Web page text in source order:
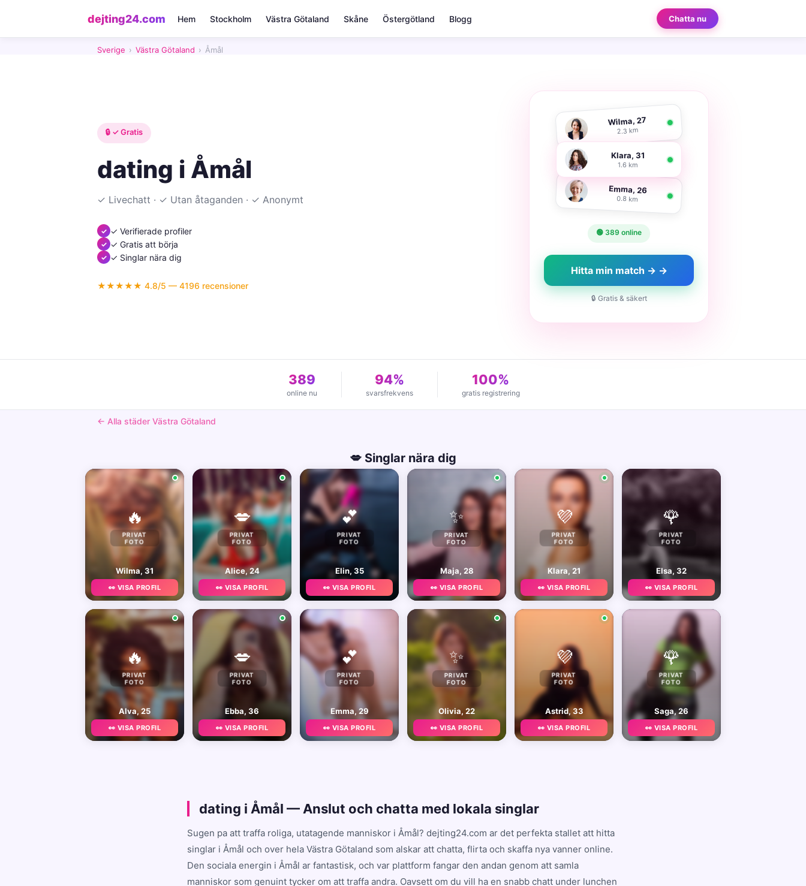
dejting24.com Hem Stockholm Västra Götaland Skåne Östergötland Blogg Chatta nu
Sverige › Västra Götaland › Åmål
🔒 ✓ Gratis
dating i Åmål
✓ Livechatt · ✓ Utan åtaganden · ✓ Anonymt
✓ Verifierade profiler
✓ Gratis att börja
✓ Singlar nära dig
★★★★★ 4.8/5 — 4196 recensioner
Wilma, 27
2.3 km
Klara, 31
1.6 km
Emma, 26
0.8 km
🟢 389 online
Hitta min match → →
🔒 Gratis & säkert
389
online nu
94%
svarsfrekvens
100%
gratis registrering
← Alla städer Västra Götaland
💋 Singlar nära dig
🔥
PRIVAT
FOTO
Wilma, 31
👀 VISA PROFIL
💋
PRIVAT
FOTO
Alice, 24
👀 VISA PROFIL
💕
PRIVAT
FOTO
Elin, 35
👀 VISA PROFIL
✨
PRIVAT
FOTO
Maja, 28
👀 VISA PROFIL
💜
PRIVAT
FOTO
Klara, 21
👀 VISA PROFIL
🌹
PRIVAT
FOTO
Elsa, 32
👀 VISA PROFIL
🔥
PRIVAT
FOTO
Alva, 25
👀 VISA PROFIL
💋
PRIVAT
FOTO
Ebba, 36
👀 VISA PROFIL
💕
PRIVAT
FOTO
Emma, 29
👀 VISA PROFIL
✨
PRIVAT
FOTO
Olivia, 22
👀 VISA PROFIL
💜
PRIVAT
FOTO
Astrid, 33
👀 VISA PROFIL
🌹
PRIVAT
FOTO
Saga, 26
👀 VISA PROFIL
dating i Åmål — Anslut och chatta med lokala singlar
Sugen pa att traffa roliga, utatagende manniskor i Åmål? dejting24.com ar det perfekta stallet att hitta
singlar i Åmål och over hela Västra Götaland som alskar att chatta, flirta och skaffa nya vanner online.
Den sociala energin i Åmål ar fantastisk, och var plattform fangar den andan genom att samla
manniskor som genuint tycker om att traffa andra. Oavsett om du vill ha en snabb chatt under lunchen